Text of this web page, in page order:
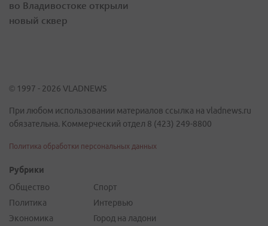
во Владивостоке открыли
новый сквер
© 1997 - 2026 VLADNEWS
При любом использовании материалов ссылка на vladnews.ru
обязательна. Коммерческий отдел 8 (423) 249-8800
Политика обработки персональных данных
Рубрики
Общество
Политика
Экономика
Спорт
Интервью
Город на ладони